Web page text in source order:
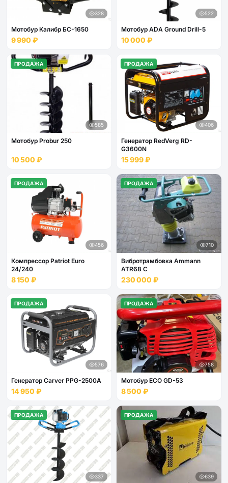
328
Мотобур Калибр БС-1650
9 990 ₽
522
Мотобур ADA Ground Drill-5
10 000 ₽
ПРОДАЖА
585
Мотобур Probur 250
10 500 ₽
ПРОДАЖА
406
Генератор RedVerg RD-
G3600N
15 999 ₽
ПРОДАЖА
456
Компрессор Patriot Euro
24/240
8 150 ₽
ПРОДАЖА
710
Вибротрамбовка Ammann
ATR68 C
230 000 ₽
ПРОДАЖА
576
Генератор Carver PPG-2500А
14 950 ₽
ПРОДАЖА
758
Мотобур ECO GD-53
8 500 ₽
ПРОДАЖА
337
ПРОДАЖА
639